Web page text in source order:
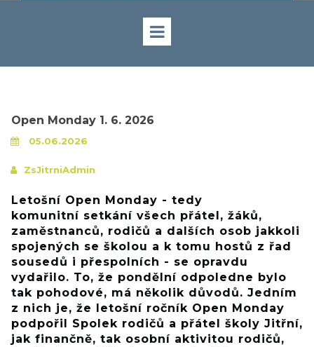
Open Monday 1. 6. 2026
05.06.2026
ZsJitrniAdmin
Letošní Open Monday - tedy
komunitní setkání všech přátel, žáků,
zaměstnanců, rodičů a dalších osob jakkoli
spojených se školou a k tomu hostů z řad
sousedů i přespolních - se opravdu
vydařilo. To, že pondělní odpoledne bylo
tak pohodové, má několik důvodů. Jedním
z nich je, že letošní ročník Open Monday
podpořil Spolek rodičů a přátel školy Jitřní,
jak finančně, tak osobní aktivitou rodičů,